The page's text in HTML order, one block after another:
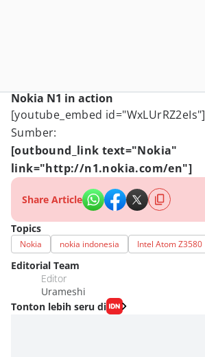
Nokia N1 in action
[youtube_embed id="WxLUrRZ2eIs"]
Sumber:
[outbound_link text="Nokia"
link="http://n1.nokia.com/en"]
Share Article
Topics
Nokia nokia indonesia Intel Atom Z3580
Editorial Team
Editor
Urameshi
Tonton lebih seru di